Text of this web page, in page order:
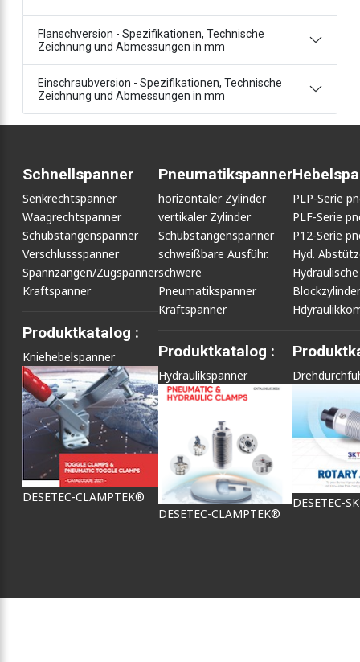
Flanschversion - Spezifikationen, Technische
Zeichnung und Abmessungen in mm
Einschraubversion - Spezifikationen, Technische
Zeichnung und Abmessungen in mm
Schnellspanner
Senkrechtspanner
Waagrechtspanner
Schubstangenspanner
Verschlussspanner
Spannzangen/Zugspanner
Kraftspanner
Produktkatalog :
Kniehebelspanner
DESETEC-CLAMPTEK®
Pneumatikspanner
horizontaler Zylinder
vertikaler Zylinder
Schubstangenspanner
schweißbare Ausführ.
schwere
Pneumatikspanner
Kraftspanner
Produktkatalog :
Hydraulikspanner
DESETEC-CLAMPTEK®
PLP-Serie
PLF-Serie
P12-Serie
Hyd.
Hydraulische
Blockzylinder
DESETEC-